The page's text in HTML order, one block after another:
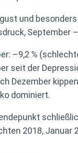
und
September
–9,2 %
seit der
Dezember
dominiert.
2018, Januar